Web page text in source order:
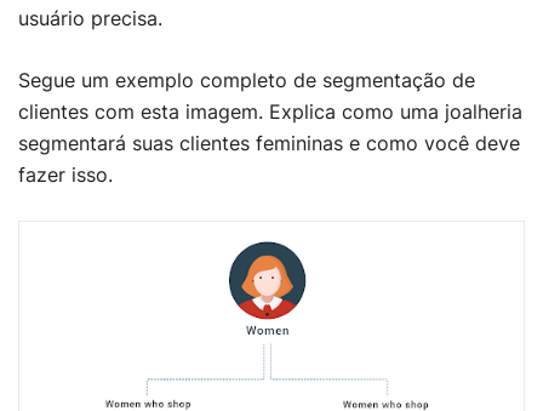
usuário precisa.
Segue um exemplo completo de segmentação de
clientes com esta imagem. Explica como uma joalheria
segmentará suas clientes femininas e como você deve
fazer isso.